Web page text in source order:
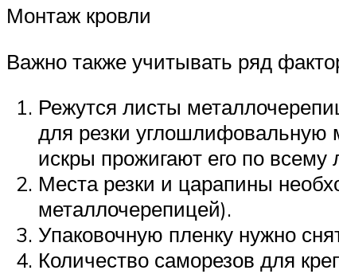
Монтаж кровли
Важно также учитывать ряд
Режутся листы
для резки углошлифовальную
искры прожигают его по всему
Места резки и царапины
металлочерепицей).
Упаковочную пленку нужно
Количество саморезов для